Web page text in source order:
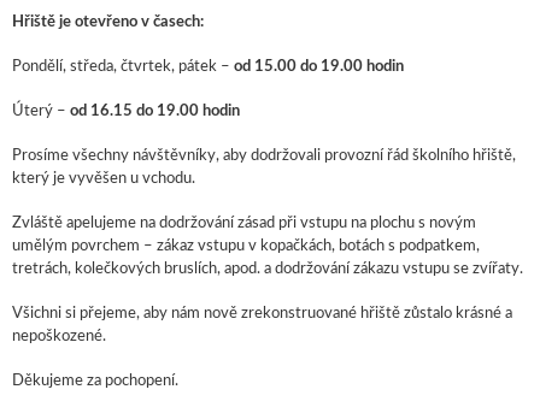
Hřiště je otevřeno v časech:
Pondělí, středa, čtvrtek, pátek – od 15.00 do 19.00 hodin
Úterý – od 16.15 do 19.00 hodin
Prosíme všechny návštěvníky, aby dodržovali provozní řád školního hřiště,
který je vyvěšen u vchodu.
Zvláště apelujeme na dodržování zásad při vstupu na plochu s novým
umělým povrchem – zákaz vstupu v kopačkách, botách s podpatkem,
tretrách, kolečkových bruslích, apod. a dodržování zákazu vstupu se zvířaty.
Všichni si přejeme, aby nám nově zrekonstruované hřiště zůstalo krásné a
nepoškozené.
Děkujeme za pochopení.